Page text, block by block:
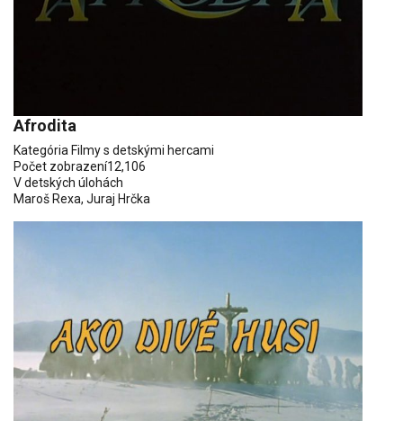
Afrodita
Kategória Filmy s detskými hercami
Počet zobrazení12,106
V detských úlohách
Maroš Rexa, Juraj Hrčka